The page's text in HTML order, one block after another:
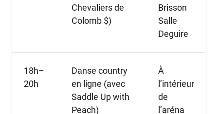
Chevaliers de
Colomb $)
Brisson
Salle
Deguire
18h–
20h
Danse country
en ligne (avec
Saddle Up with
Peach)
À
l’intérieur
de
l’aréna